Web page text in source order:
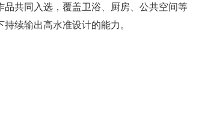
共同入选，覆盖卫浴、厨房、公共空间等
续输出高水准设计的能力。